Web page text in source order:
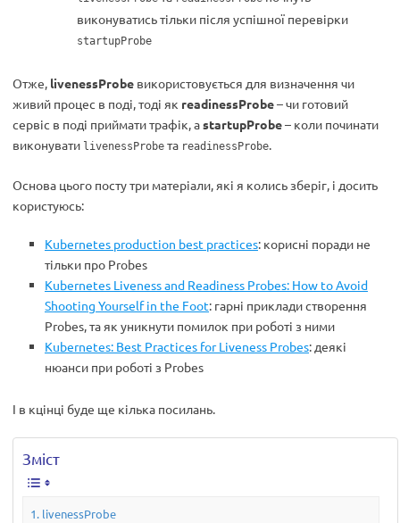
виконуватись тільки після успішної перевірки
startupProbe
Отже, livenessProbe використовується для визначення чи
живий процес в поді, тоді як readinessProbe– чи готовий
сервіс в поді приймати трафік, аstartupProbe– коли починати
виконувати livenessProbe та readinessProbe.
Основа цього посту три матеріали, які я колись зберіг, і досить
користуюсь:
Kubernetes production best practices: корисні поради не
тільки про Probes
Kubernetes Liveness and Readiness Probes: How to Avoid
Shooting Yourself in the Foot: гарні приклади створення
Probes, та як уникнути помилок при роботі з ними
Kubernetes: Best Practices for Liveness Probes: деякі
нюанси при роботі з Probes
І в кцінці буде ще кілька посилань.
Зміст
livenessProbe